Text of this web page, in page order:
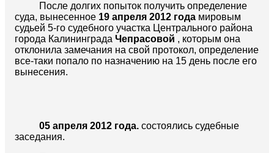
После долгих попыток получить определение
суда, вынесенное 19 апреля 2012 года мировым
судьей 5-го судебного участка Центрального района
города Калининграда Чепрасовой , которым она
отклонила замечания на свой протокол, определение
все-таки попало по назначению на 15 день после его
вынесения.
05 апреля 2012 года. состоялись судебные
заседания.